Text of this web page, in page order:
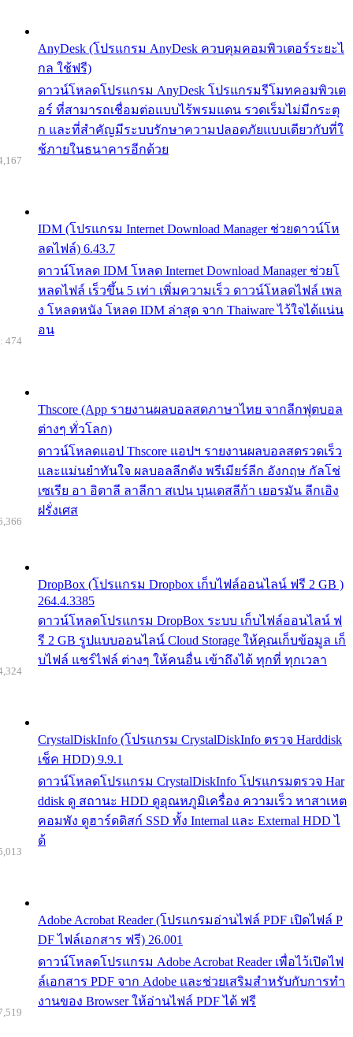
AnyDesk (โปรแกรม AnyDesk ควบคุมคอมพิวเตอร์ระยะไ
กล ใช้ฟรี)
ดาวน์โหลดโปรแกรม AnyDesk โปรแกรมรีโมทคอมพิวเต
อร์ ที่สามารถเชื่อมต่อแบบไร้พรมแดน รวดเร็มไม่มีกระตุ
ก และที่สำคัญมีระบบรักษาความปลอดภัยแบบเดียวกับที่ใ
ช้ภายในธนาคารอีกด้วย
IDM (โปรแกรม Internet Download Manager ช่วยดาวน์โห
ลดไฟล์) 6.43.7
ดาวน์โหลด IDM โหลด Internet Download Manager ช่วยโ
หลดไฟล์ เร็วขึ้น 5 เท่า เพิ่มความเร็ว ดาวน์โหลดไฟล์ เพล
ง โหลดหนัง โหลด IDM ล่าสุด จาก Thaiware ไว้ใจได้แน่น
อน
Thscore (App รายงานผลบอลสดภาษาไทย จากลีกฟุตบอล
ต่างๆ ทั่วโลก)
ดาวน์โหลดแอป Thscore แอปฯ รายงานผลบอลสดรวดเร็ว
และแม่นยำทันใจ ผลบอลลีกดัง พรีเมียร์ลีก อังกฤษ กัลโช่
เซเรีย อา อิตาลี ลาลีกา สเปน บุนเดสลีก้า เยอรมัน ลีกเอิง
ฝรั่งเศส
474
DropBox (โปรแกรม Dropbox เก็บไฟล์ออนไลน์ ฟรี 2 GB )
264.4.3385
ดาวน์โหลดโปรแกรม DropBox ระบบ เก็บไฟล์ออนไลน์ ฟ
รี 2 GB รูปแบบออนไลน์ Cloud Storage ให้คุณเก็บข้อมูล เก็
บไฟล์ แชร์ไฟล์ ต่างๆ ให้คนอื่น เข้าถึงได้ ทุกที่ ทุกเวลา
CrystalDiskInfo (โปรแกรม CrystalDiskInfo ตรวจ Harddisk
เช็ค HDD) 9.9.1
ดาวน์โหลดโปรแกรม CrystalDiskInfo โปรแกรมตรวจ Har
ddisk ดู สถานะ HDD ดูอุณหภูมิเครื่อง ความเร็ว หาสาเหต
คอมพัง ดูฮาร์ดดิสก์ SSD ทั้ง Internal และ External HDD ไ
ด้
Adobe Acrobat Reader (โปรแกรมอ่านไฟล์ PDF เปิดไฟล์ P
DF ไฟล์เอกสาร ฟรี) 26.001
ดาวน์โหลดโปรแกรม Adobe Acrobat Reader เพื่อไว้เปิดไฟ
ล์เอกสาร PDF จาก Adobe และช่วยเสริมสำหรับกับการทำ
งานของ Browser ให้อ่านไฟล์ PDF ได้ ฟรี